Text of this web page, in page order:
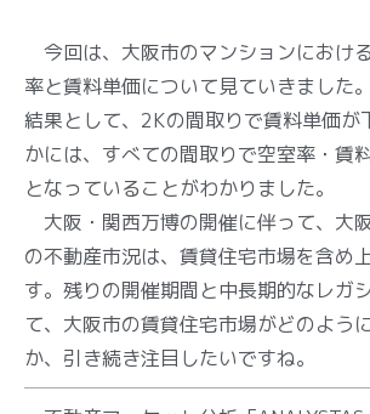
今回は、大阪市のマンションにおけ
率と賃料単価について見ていきました。
結果として、2Kの間取りで賃料単価が
かには、すべての間取りで空室率・賃
となっていることがわかりました。
大阪・関西万博の開催に伴って、大
の不動産市況は、賃貸住宅市場を含め
す。残りの開催期間と中長期的なレガ
て、大阪市の賃貸住宅市場がどのよう
か、引き続き注目したいですね。